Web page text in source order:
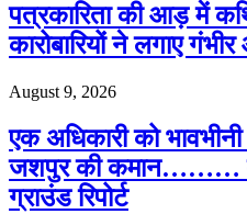
पत्रकारिता की आड़ में
कारोबारियों ने लगाए
August 9, 2026
एक अधिकारी को
जशपुर की कमान………
ग्राउंड रिपोर्ट